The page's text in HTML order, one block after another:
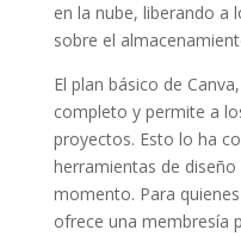
en la nube, liberando a
sobre el
El plan básico de
completo y permite a
proyectos. Esto lo ha
herramientas de
momento. Para
ofrece una membresía